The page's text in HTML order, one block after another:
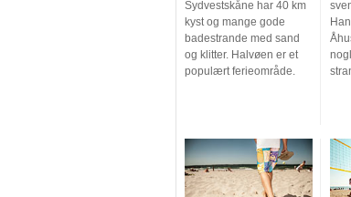
Sydvestskåne har 40 km
kyst og mange gode
badestrande med sand
og klitter. Halvøen er et
populært ferieområde.